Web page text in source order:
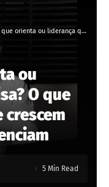
que paralisa? O que separa gestores que crescem dos que apenas gerenciam
ou
O que
crescem
5 Min Read